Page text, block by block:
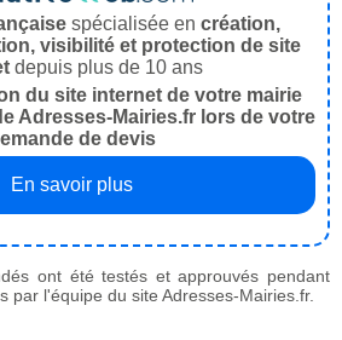
spécialisée en création,
visibilité et protection de site
depuis plus de 10 ans
du site internet de votre mairie
Adresses-Mairies.fr lors de votre
de devis
En savoir plus
ont été testés et approuvés pendant
par l'équipe du site Adresses-Mairies.fr.